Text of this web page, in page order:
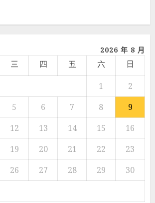
2026 年 8 月
三 四 五 六
日
1
2
5 6 7 8
9
12 13 14 15
16
19 20 21 22
23
26 27 28 29
30